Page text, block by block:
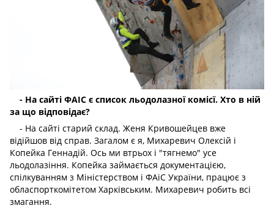
- На сайті ФАІС є список льодолазної комісї. Хто в ній
за що відповідає?
- На сайті старий склад. Женя Кривошейцев вже
відійшов від справ. Загалом є я, Михаревич Олексій і
Копейка Геннадій. Ось ми втрьох і "тягнемо" усе
льодолазіння. Копейка займається документацією,
спілкуванням з Міністерством і ФАіС України, працює з
обласпорткомітетом Харківським. Михаревич робить всі
змагання.